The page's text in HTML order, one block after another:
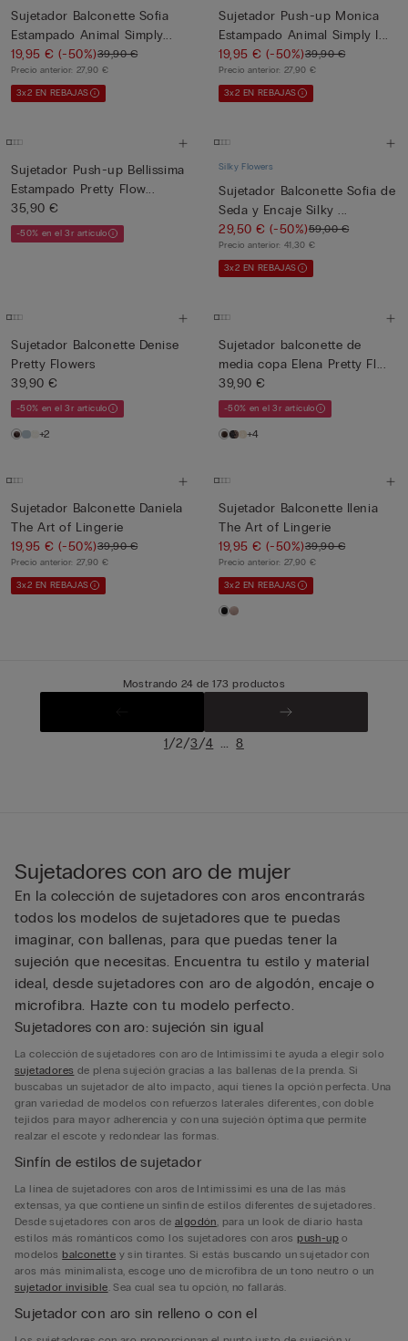
Sujetador Balconette Sofia
Estampado Animal Simply...
19,95 €(-50%)39,90 €
Precio anterior: 27,90 €
3x2 EN REBAJAS
Sujetador Push-up Monica
Estampado Animal Simply I...
19,95 €(-50%)39,90 €
Precio anterior: 27,90 €
3x2 EN REBAJAS
Sujetador Push-up Bellissima
Estampado Pretty Flow...
35,90 €
-50% en el 3r artículo
Silky Flowers
Sujetador Balconette Sofia de
Seda y Encaje Silky ...
29,50 €(-50%)59,00 €
Precio anterior: 41,30 €
3x2 EN REBAJAS
Sujetador Balconette Denise
Pretty Flowers
39,90 €
-50% en el 3r artículo
+2
Sujetador balconette de
media copa Elena Pretty Fl...
39,90 €
-50% en el 3r artículo
+4
Sujetador Balconette Daniela
The Art of Lingerie
19,95 €(-50%)39,90 €
Precio anterior: 27,90 €
3x2 EN REBAJAS
Sujetador Balconette Ilenia
The Art of Lingerie
19,95 €(-50%)39,90 €
Precio anterior: 27,90 €
3x2 EN REBAJAS
Mostrando 24 de 173 productos
1/2/3/4 ... 8
Sujetadores con aro de mujer
En la colección de sujetadores con aros encontrarás
todos los modelos de sujetadores que te puedas
imaginar, con ballenas, para que puedas tener la
sujeción que necesitas. Encuentra tu estilo y material
ideal, desde sujetadores con aro de algodón, encaje o
microfibra. Hazte con tu modelo perfecto.
Sujetadores con aro: sujeción sin igual
La colección de sujetadores con aro de Intimissimi te ayuda a elegir solo
sujetadores de plena sujeción gracias a las ballenas de la prenda. Si
buscabas un sujetador de alto impacto, aquí tienes la opción perfecta. Una
gran variedad de modelos con refuerzos laterales diferentes, con doble
tejidos para mayor adherencia y con una sujeción óptima que permite
realzar el escote y redondear las formas.
Sinfín de estilos de sujetador
La línea de sujetadores con aros de Intimissimi es una de las más
extensas, ya que contiene un sinfín de estilos diferentes de sujetadores.
Desde sujetadores con aros de algodón, para un look de diario hasta
estilos más románticos como los sujetadores con arospush-up o
modelosbalconette y sin tirantes. Si estás buscando un sujetador con
aros más minimalista, escoge uno de microfibra de un tono neutro o un
sujetador invisible. Sea cual sea tu opción, no fallarás.
Sujetador con aro sin relleno o con el